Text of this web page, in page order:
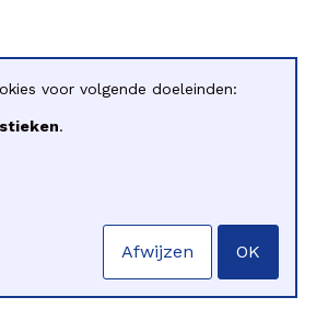
voor volgende doeleinden:
.
Afwijzen OK